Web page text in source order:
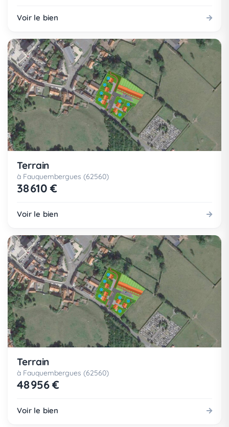
Voir le bien
Terrain
à Fauquembergues (62560)
38 610 €
Voir le bien
Terrain
à Fauquembergues (62560)
48 956 €
Voir le bien